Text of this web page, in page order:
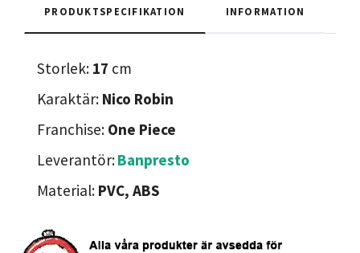
PRODUKTSPECIFIKATION INFORMATION
Storlek: 17 cm
Karaktär: Nico Robin
Franchise: One Piece
Leverantör:Banpresto
Material: PVC, ABS